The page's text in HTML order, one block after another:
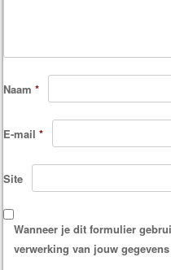
Naam*
E-mail*
Site
Wanneer je dit formulier
verwerking van jouw